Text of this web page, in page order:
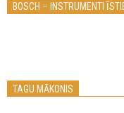
BOSCH – INSTRUMENTI
TAGU MĀKONIS